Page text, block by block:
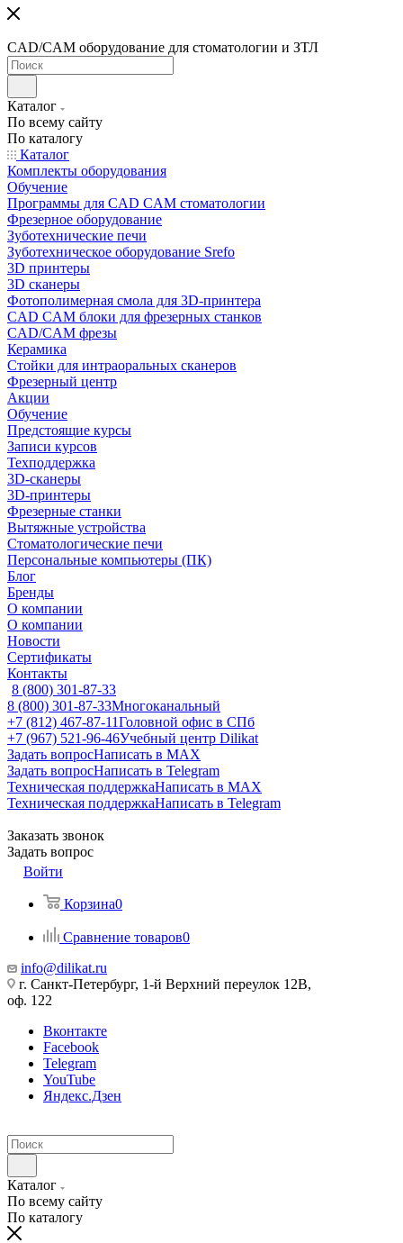
CAD/CAM оборудование для стоматологии и ЗТЛ
Каталог
По всему сайту
По каталогу
Каталог
Комплекты оборудования
Обучение
Программы для CAD CAM стоматологии
Фрезерное оборудование
Зуботехнические печи
Зуботехническое оборудование Srefo
3D принтеры
3D сканеры
Фотополимерная смола для 3D-принтера
CAD CAM блоки для фрезерных станков
CAD/CAM фрезы
Керамика
Стойки для интраоральных сканеров
Фрезерный центр
Акции
Обучение
Предстоящие курсы
Записи курсов
Техподдержка
3D-сканеры
3D-принтеры
Фрезерные станки
Вытяжные устройства
Стоматологические печи
Персональные компьютеры (ПК)
Блог
Бренды
О компании
О компании
Новости
Сертификаты
Контакты
8 (800) 301-87-33
8 (800) 301-87-33Многоканальный
+7 (812) 467-87-11Головной офис в СПб
+7 (967) 521-96-46Учебный центр Dilikat
Задать вопросНаписать в MAX
Задать вопросНаписать в Telegram
Техническая поддержкаНаписать в MAX
Техническая поддержкаНаписать в Telegram
Заказать звонок
Задать вопрос
Войти
Корзина0
Сравнение товаров0
info@dilikat.ru
г. Санкт-Петербург, 1-й Верхний переулок 12В,
оф. 122
Вконтакте
Facebook
Telegram
YouTube
Яндекс.Дзен
Каталог
По всему сайту
По каталогу